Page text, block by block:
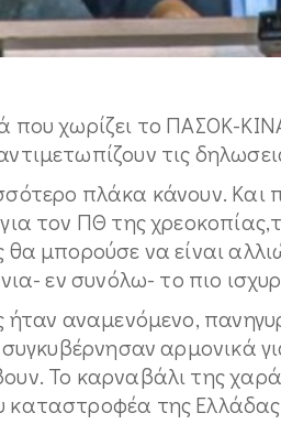
χωρίζει το ΠΑΣΟΚ-
τις
πλάκα κάνουν. Και
τον ΠΘ της
μπορούσε να είναι
εν συνόλω- το πιο
ήταν αναμενόμενο,
αρμονικά
Το καρναβάλι της
της